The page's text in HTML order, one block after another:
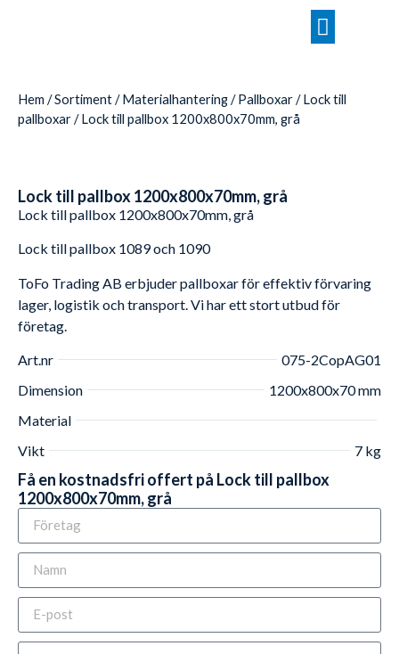
Hem /Sortiment/Materialhantering/Pallboxar/Lock till
pallboxar/ Lock till pallbox 1200x800x70mm, grå
Lock till pallbox 1200x800x70mm, grå
Lock till pallbox 1200x800x70mm, grå
Lock till pallbox 1089 och 1090
ToFo Trading AB erbjuder pallboxar för effektiv förvaring
lager, logistik och transport. Vi har ett stort utbud för
företag.
Art.nr
075-2CopAG01
Dimension
1200x800x70 mm
Material
Vikt
7 kg
Få en kostnadsfri offert på Lock till pallbox
1200x800x70mm, grå